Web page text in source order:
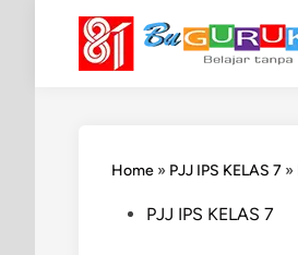
content
Home » PJJ IPS KELAS 7 »
PostedPJJ IPS KELAS 7